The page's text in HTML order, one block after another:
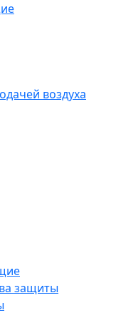
воздуха
защиты